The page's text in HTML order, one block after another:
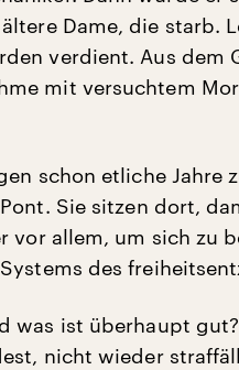
Dame, die starb.
verdient. Aus dem
mit versuchtem
schon etliche Jahre
Sie sitzen dort,
vor allem, um sich zu
des
was ist überhaupt
nicht wieder